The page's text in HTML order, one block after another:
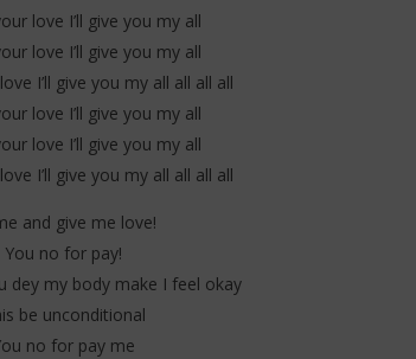
love I’ll give you my all
love I’ll give you my all
I’ll give you my all all all all
love I’ll give you my all
love I’ll give you my all
I’ll give you my all all all all
and give me love!
You no for pay!
dey my body make I feel okay
be unconditional
no for pay me